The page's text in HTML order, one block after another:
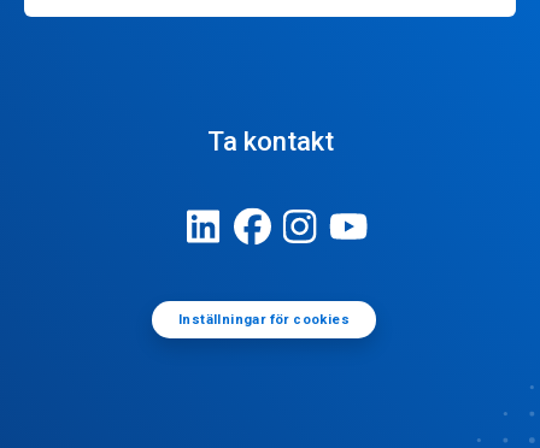
Ta kontakt
Inställningar för cookies